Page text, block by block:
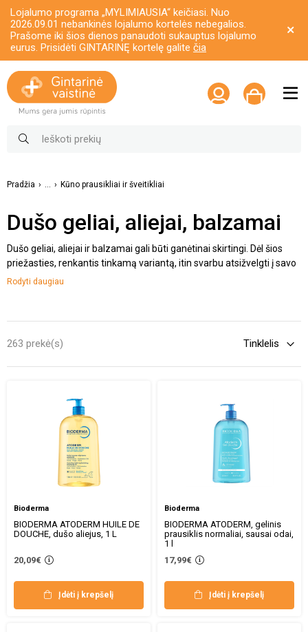
Lojalumo programa „MYLIMIAUSIA“ keičiasi. Nuo
2026.09.01 nebankinės lojalumo kortelės nebegalios.
Prašome iki šios dienos panaudoti sukauptus lojalumo
eurus. Prisidėti GINTARINĘ kortelę galite čia
Pradžia ... Kūno prausikliai ir šveitikliai
Dušo geliai, aliejai, balzamai
Dušo geliai, aliejai ir balzamai gali būti ganėtinai skirtingi. Dėl šios
priežasties, renkantis tinkamą variantą, itin svarbu atsižvelgti į savo
odos tipą bei problematiką. Kita vertus, taip pat pravartu susitelkti į
kasdien, todėl geriausia investuoti į tikrai kokybišką produktą. Juk
apsaugos. Tad, nenumokite į tai ranka ir pasirinkite atsakingai.
Rodyti daugiau
263 prekė(s)
Bioderma
BIODERMA ATODERM HUILE DE
DOUCHE, dušo aliejus, 1 L
20,09€
Įdėti į krepšelį
Bioderma
BIODERMA ATODERM, gelinis
prausiklis normaliai, sausai odai,
1 l
17,99€
Įdėti į krepšelį